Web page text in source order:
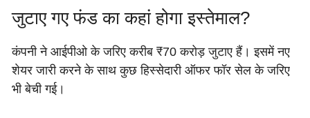
जुटाए गए फंड का कहां होगा इस्तेमाल?
कंपनी ने आईपीओ के जरिए करीब ₹70 करोड़ जुटाए हैं। इसमें नए
शेयर जारी करने के साथ कुछ हिस्सेदारी ऑफर फॉर सेल के जरिए
भी बेची गई।